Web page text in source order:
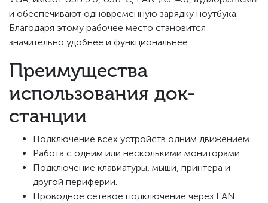
и обеспечивают одновременную зарядку ноутбука.
Благодаря этому рабочее место становится
значительно удобнее и функциональнее.
Преимущества
использования док-
станции
Подключение всех устройств одним движением.
Работа с одним или несколькими мониторами.
Подключение клавиатуры, мыши, принтера и
другой периферии.
Проводное сетевое подключение через LAN.